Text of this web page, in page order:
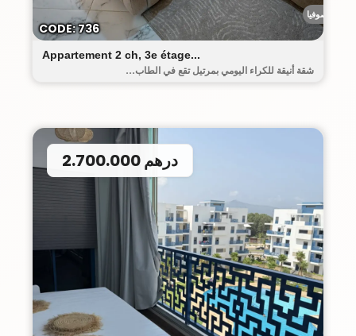
رياض صوفيا
Appartement 2 ch, 3e étage...
شقة أنيقة للكراء اليومي بمرتيل تقع في الطاب...
CODE: 736
2.700.000 درهم